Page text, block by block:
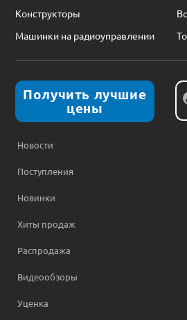
Конструкторы
Машинки на радиоуправлении
Получить лучшие
цены
Новости
Поступления
Новинки
Хиты продаж
Распродажа
Видеообзоры
Уценка